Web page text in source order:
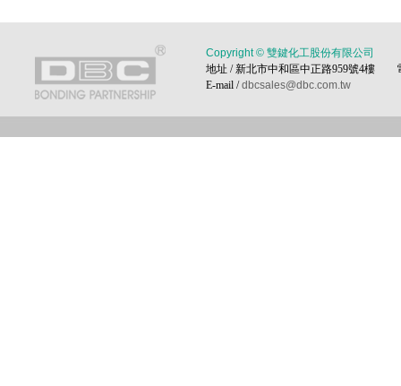
Copyright © 雙鍵化工股份有限公司
地址 / 新北市中和區中正路959號4樓
E-mail /dbcsales@dbc.com.tw